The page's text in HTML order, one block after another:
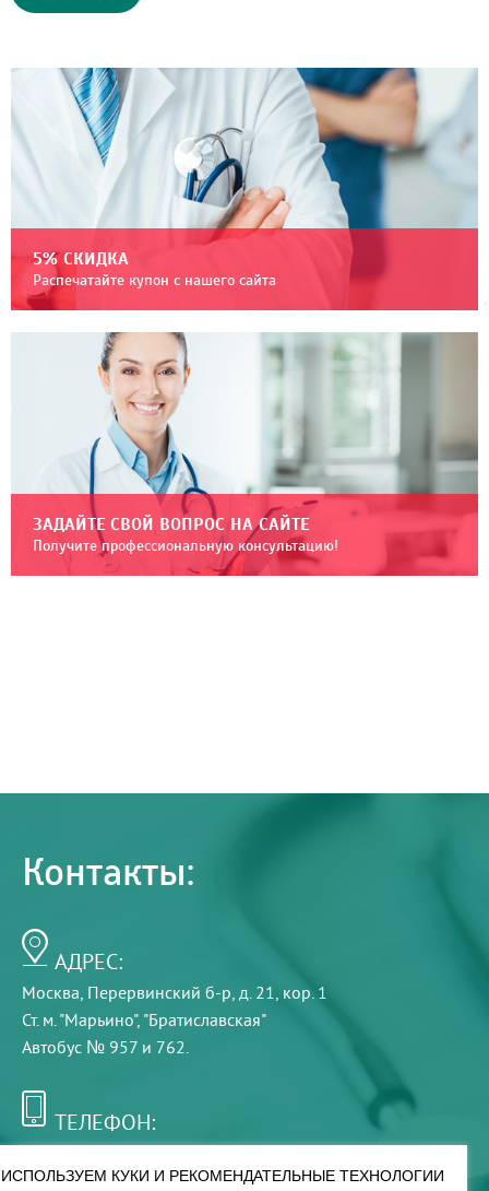
5% СКИДКА
Распечатайте купон с нашего сайта
ЗАДАЙТЕ СВОЙ ВОПРОС НА САЙТЕ
Получите профессиональную консультацию!
Контакты:
АДРЕС:
Москва, Перервинский б-р, д. 21, кор. 1
Ст. м. "Марьино", "Братиславская"
Автобус № 957 и 762.
ТЕЛЕФОН:
ИСПОЛЬЗУЕМ КУКИ И РЕКОМЕНДАТЕЛЬНЫЕ ТЕХНОЛОГИИ